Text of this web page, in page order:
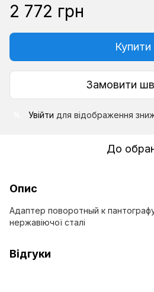
2 772 грн
Купити
Замовити
Увійти для відображення
До
Опис
Адаптер поворотный к
нержавіючої сталі
Відгуки